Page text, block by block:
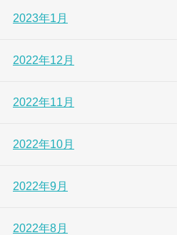
2023年1月
2022年12月
2022年11月
2022年10月
2022年9月
2022年8月